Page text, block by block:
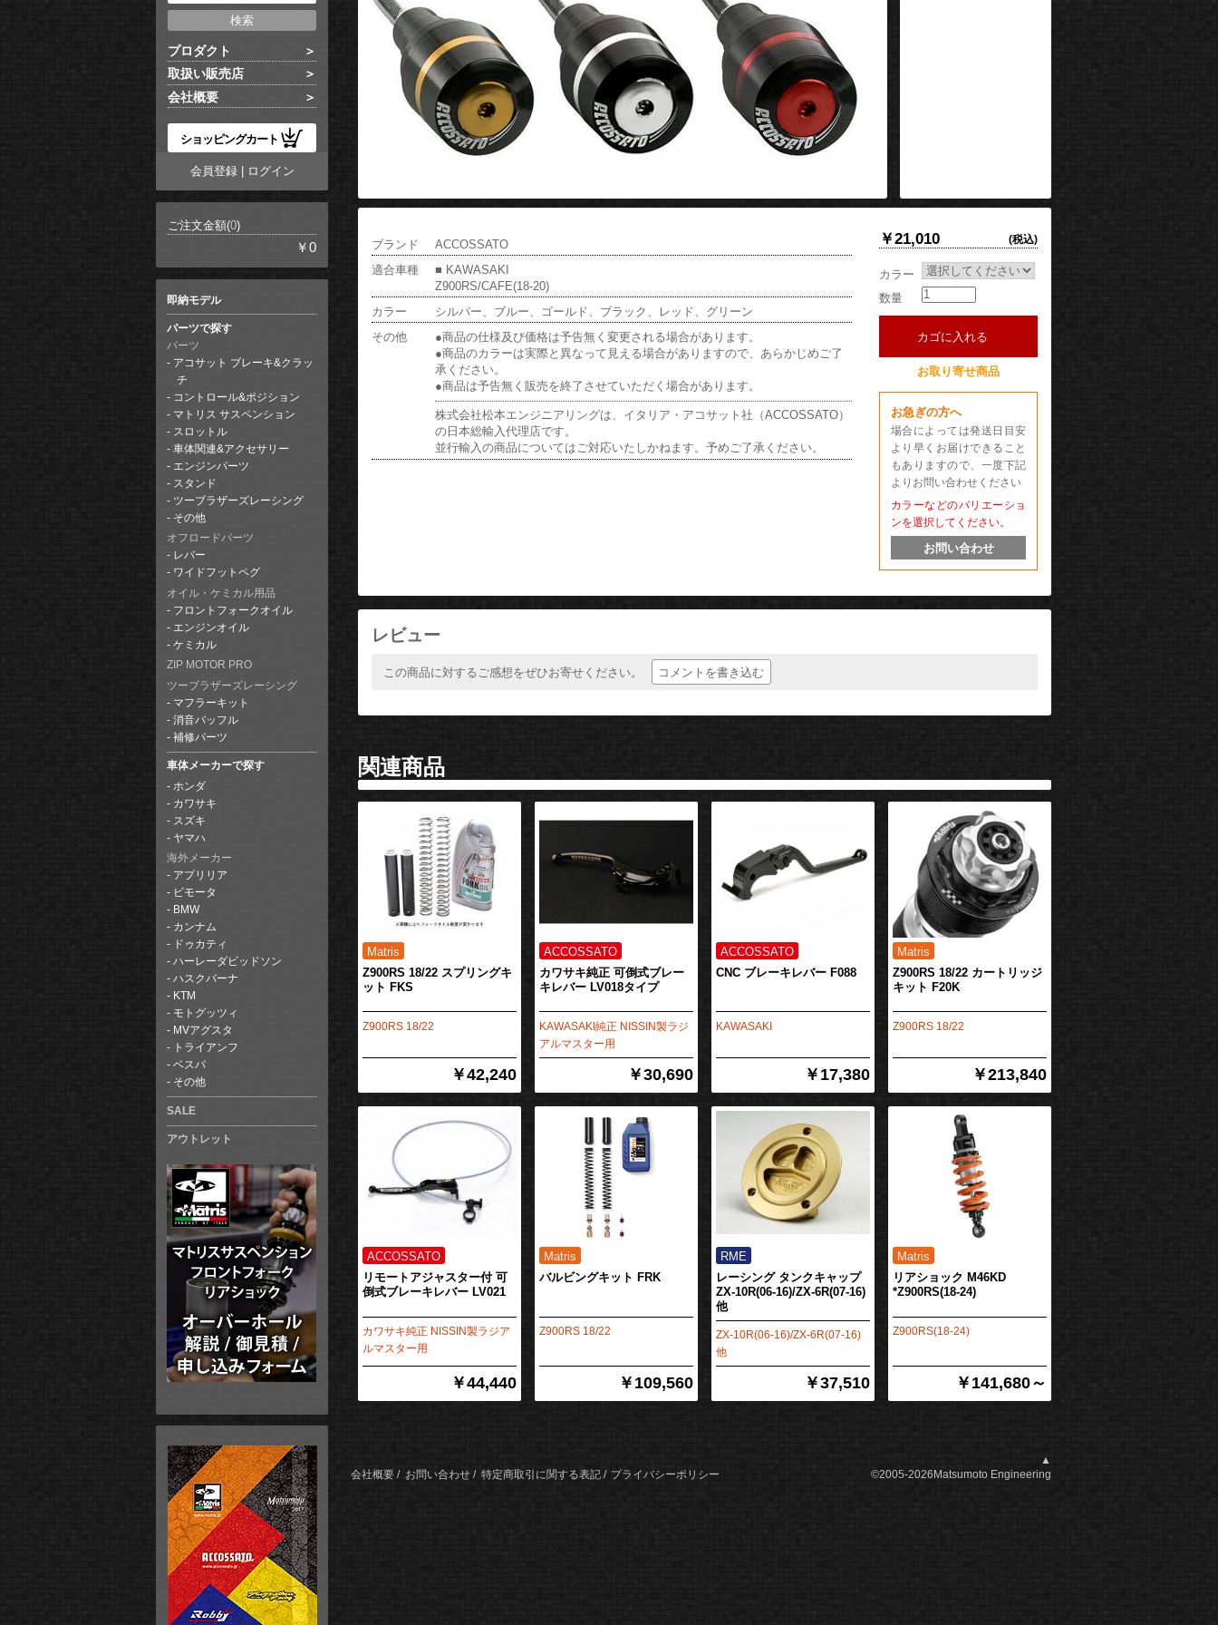
プロダクト
取扱い販売店
会社概要
ショッピングカート
会員登録| ログイン
ご注文金額(0)
￥0
即納モデル
パーツで探す
パーツ
アコサット ブレーキ&クラッ
チ
コントロール&ポジション
マトリス サスペンション
スロットル
車体関連&アクセサリー
エンジンパーツ
スタンド
ツーブラザーズレーシング
その他
オフロードパーツ
レバー
ワイドフットペグ
オイル・ケミカル用品
フロントフォークオイル
エンジンオイル
ケミカル
ZIP MOTOR PRO
ツーブラザーズレーシング
マフラーキット
消音バッフル
補修パーツ
車体メーカーで探す
ホンダ
カワサキ
スズキ
ヤマハ
海外メーカー
アプリリア
ビモータ
BMW
カンナム
ドゥカティ
ハーレーダビッドソン
ハスクバーナ
KTM
モトグッツィ
MVアグスタ
トライアンフ
ベスパ
その他
SALE
アウトレット
￥21,010 (税込)
カラー
数量
カゴに入れる
お取り寄せ商品
お急ぎの方へ
場合によっては発送日目安
より早くお届けできること
もありますので、一度下記
よりお問い合わせください
カラーなどのバリエーショ
ンを選択してください。
お問い合わせ
ブランド
ACCOSSATO
適合車種
■ KAWASAKI
Z900RS/CAFE(18-20)
カラー
シルバー、ブルー、ゴールド、ブラック、レッド、グリーン
その他
●商品の仕様及び価格は予告無く変更される場合があります。
●商品のカラーは実際と異なって見える場合がありますので、あらかじめご了
承ください。
●商品は予告無く販売を終了させていただく場合があります。
株式会社松本エンジニアリングは、イタリア・アコサット社（ACCOSSATO）
の日本総輸入代理店です。
並行輸入の商品についてはご対応いたしかねます。予めご了承ください。
レビュー
この商品に対するご感想をぜひお寄せください。 コメントを書き込む
関連商品
Z900RS 18/22 スプリングキ
ット FKS
Z900RS 18/22
￥42,240
カワサキ純正 可倒式ブレー
キレバー LV018タイプ
KAWASAKI純正 NISSIN製ラジ
アルマスター用
￥30,690
CNC ブレーキレバー F088
KAWASAKI
￥17,380
Z900RS 18/22 カートリッジ
キット F20K
Z900RS 18/22
￥213,840
リモートアジャスター付 可
倒式ブレーキレバー LV021
カワサキ純正 NISSIN製ラジア
ルマスター用
￥44,440
バルビングキット FRK
Z900RS 18/22
￥109,560
レーシング タンクキャップ
ZX-10R(06-16)/ZX-6R(07-16)
他
ZX-10R(06-16)/ZX-6R(07-16)
他
￥37,510
リアショック M46KD
*Z900RS(18-24)
Z900RS(18-24)
￥141,680～
会社概要 お問い合わせ 特定商取引に関する表記 プライバシーポリシー
▲
©2005-2026Matsumoto Engineering